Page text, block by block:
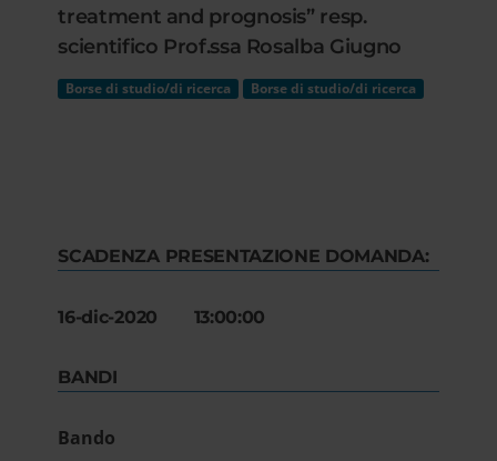
treatment and prognosis” resp.
scientifico Prof.ssa Rosalba Giugno
Borse di studio/di ricerca Borse di studio/di ricerca
SCADENZA PRESENTAZIONE DOMANDA:
16-dic-2020 13:00:00
BANDI
Bando